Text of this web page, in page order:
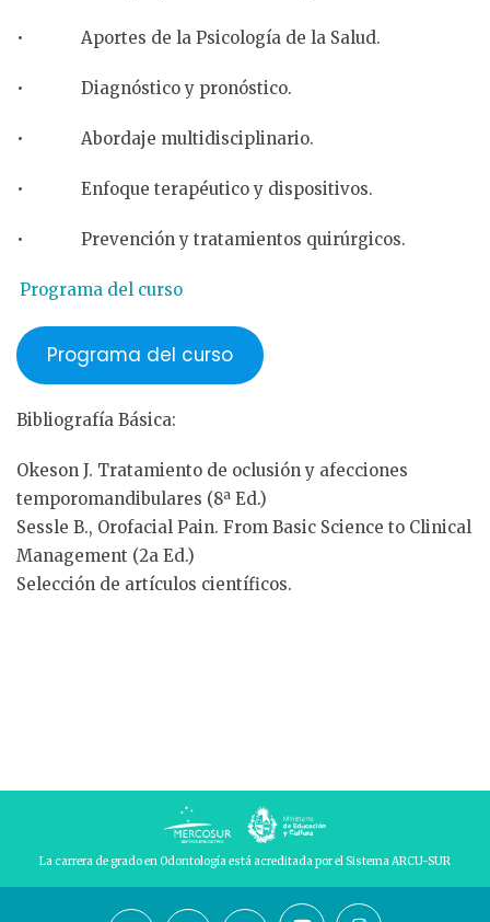
• Aportes de la Psicología de la Salud.
• Diagnóstico y pronóstico.
• Abordaje multidisciplinario.
• Enfoque terapéutico y dispositivos.
• Prevención y tratamientos quirúrgicos.
Programa del curso
Programa del curso
Bibliografía Básica:
Okeson J. Tratamiento de oclusión y afecciones
temporomandibulares (8ª Ed.)
Sessle B., Orofacial Pain. From Basic Science to Clinical
Management (2a Ed.)
Selección de artículos científicos.
La carrera de grado en Odontología está acreditada por el Sistema ARCU-SUR